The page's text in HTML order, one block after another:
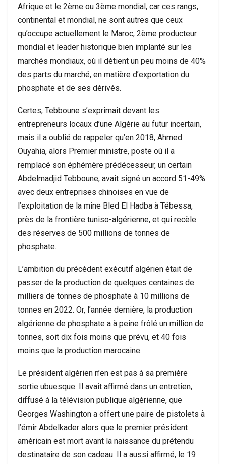
Afrique et le 2ème ou 3ème mondial, car ces rangs,
continental et mondial, ne sont autres que ceux
qu’occupe actuellement le Maroc, 2ème producteur
mondial et leader historique bien implanté sur les
marchés mondiaux, où il détient un peu moins de 40%
des parts du marché, en matière d’exportation du
phosphate et de ses dérivés.
Certes, Tebboune s’exprimait devant les
entrepreneurs locaux d’une Algérie au futur incertain,
mais il a oublié de rappeler qu’en 2018, Ahmed
Ouyahia, alors Premier ministre, poste où il a
remplacé son éphémère prédécesseur, un certain
Abdelmadjid Tebboune, avait signé un accord 51-49%
avec deux entreprises chinoises en vue de
l’exploitation de la mine Bled El Hadba à Tébessa,
près de la frontière tuniso-algérienne, et qui recèle
des réserves de 500 millions de tonnes de
phosphate.
L’ambition du précédent exécutif algérien était de
passer de la production de quelques centaines de
milliers de tonnes de phosphate à 10 millions de
tonnes en 2022. Or, l’année dernière, la production
algérienne de phosphate a à peine frôlé un million de
tonnes, soit dix fois moins que prévu, et 40 fois
moins que la production marocaine.
Le président algérien n’en est pas à sa première
sortie ubuesque. Il avait affirmé dans un entretien,
diffusé à la télévision publique algérienne, que
Georges Washington a offert une paire de pistolets à
l’émir Abdelkader alors que le premier président
américain est mort avant la naissance du prétendu
destinataire de son cadeau. Il a aussi affirmé, le 19